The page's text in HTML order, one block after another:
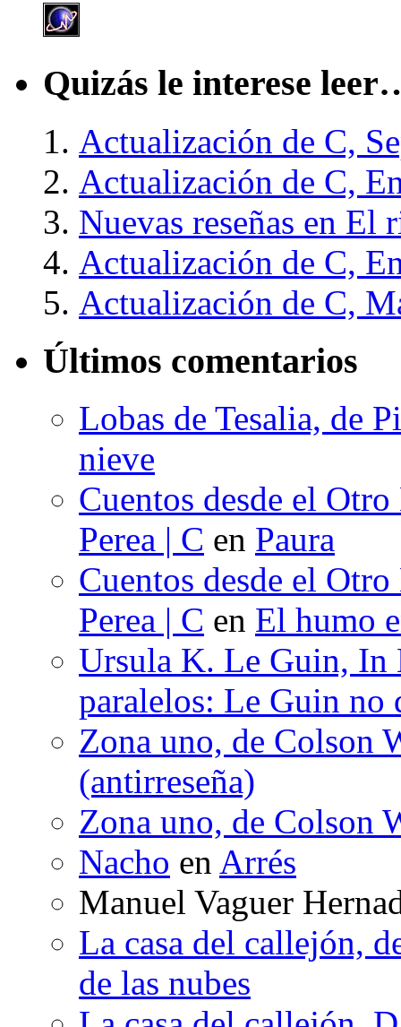
Quizás le interese
Actualización de C,
Actualización de C,
Nuevas reseñas en El
Actualización de C,
Actualización de C,
Últimos comentarios
Lobas de Tesalia, de
nieve
Cuentos desde el
Perea | C en Paura
Cuentos desde el
Perea | C en El humo
Ursula K. Le Guin, In
paralelos: Le Guin no
Zona uno, de Colson
(antirreseña)
Zona uno, de Colson
Nacho en Arrés
Manuel Vaguer
La casa del callejón,
de las nubes